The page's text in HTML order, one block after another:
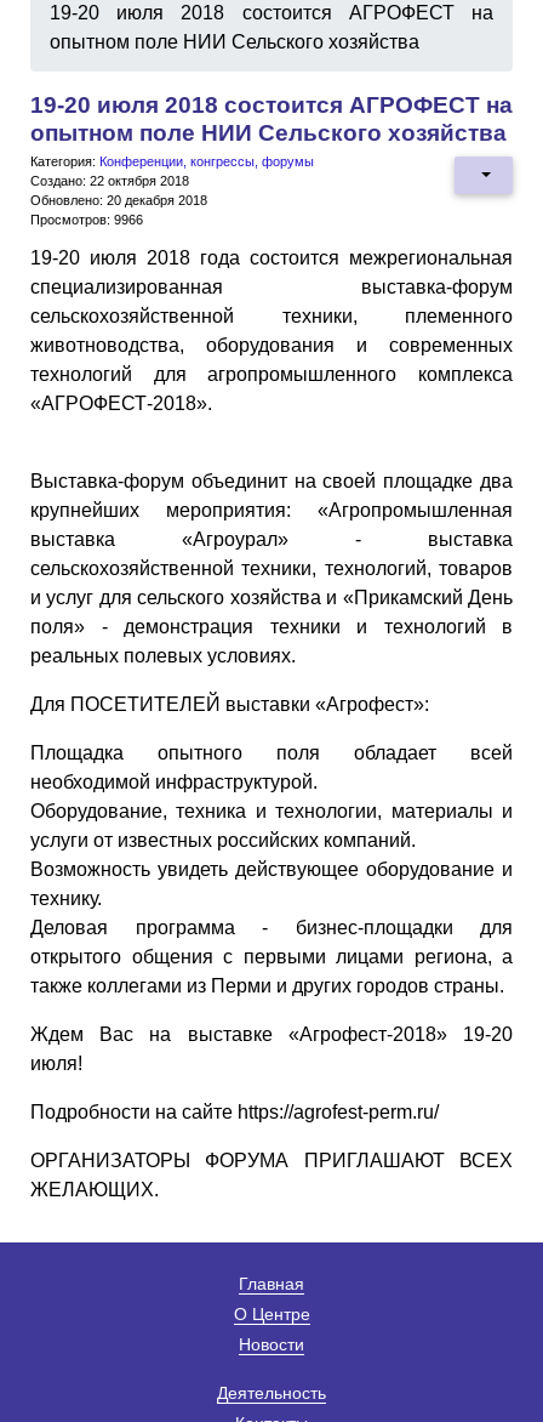
19-20 июля 2018 состоится АГРОФЕСТ на
опытном поле НИИ Сельского хозяйства
19-20 июля 2018 состоится АГРОФЕСТ на
опытном поле НИИ Сельского хозяйства
Категория: Конференции, конгрессы, форумы
Создано: 22 октября 2018
Обновлено: 20 декабря 2018
Просмотров: 9966
19-20 июля 2018 года состоится межрегиональная
специализированная выставка-форум
сельскохозяйственной техники, племенного
животноводства, оборудования и современных
технологий для агропромышленного комплекса
«АГРОФЕСТ-2018».
Выставка-форум объединит на своей площадке два
крупнейших мероприятия: «Агропромышленная
выставка «Агроурал» - выставка
сельскохозяйственной техники, технологий, товаров
и услуг для сельского хозяйства и «Прикамский День
поля» - демонстрация техники и технологий в
реальных полевых условиях.
Для ПОСЕТИТЕЛЕЙ выставки «Агрофест»:
Площадка опытного поля обладает всей
необходимой инфраструктурой.
Оборудование, техника и технологии, материалы и
услуги от известных российских компаний.
Возможность увидеть действующее оборудование и
технику.
Деловая программа - бизнес-площадки для
открытого общения с первыми лицами региона, а
также коллегами из Перми и других городов страны.
Ждем Вас на выставке «Агрофест-2018» 19-20
июля!
Подробности на сайте https://agrofest-perm.ru/
ОРГАНИЗАТОРЫ ФОРУМА ПРИГЛАШАЮТ ВСЕХ
ЖЕЛАЮЩИХ.
Главная
О Центре
Новости
Деятельность